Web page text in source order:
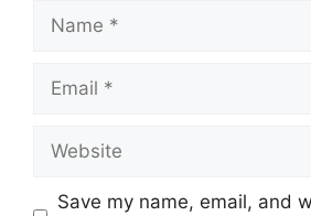
Name
Email
Website
Save my name, email, and